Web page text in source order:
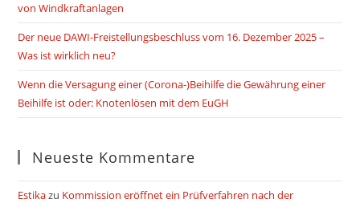
von Windkraftanlagen
Der neue DAWI-Freistellungsbeschluss vom 16. Dezember 2025 –
Was ist wirklich neu?
Wenn die Versagung einer (Corona-)Beihilfe die Gewährung einer
Beihilfe ist oder: Knotenlösen mit dem EuGH
Neueste Kommentare
Estikazu Kommission eröffnet ein Prüfverfahren nach der